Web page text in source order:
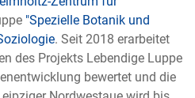
"Spezielle Botanik und
. Seit 2018 erarbeitet
des Projekts Lebendige Luppe
bewertet und die